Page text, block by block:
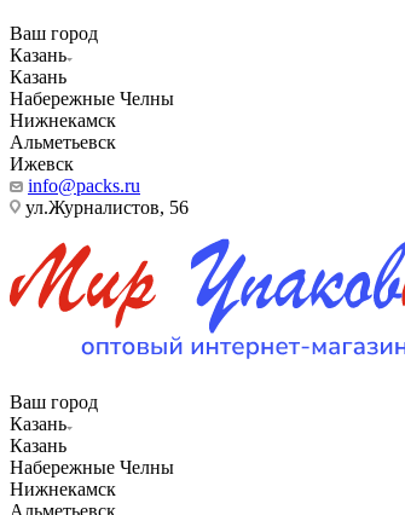
Ваш город
Казань
Казань
Набережные Челны
Нижнекамск
Альметьевск
Ижевск
info@packs.ru
ул.Журналистов, 56
Ваш город
Казань
Казань
Набережные Челны
Нижнекамск
Альметьевск